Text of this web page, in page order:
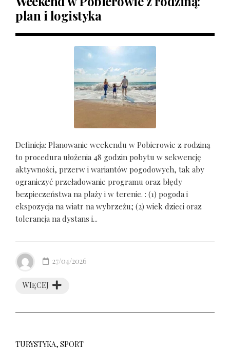
plan i logistyka
Definicja: Planowanie weekendu w Pobierowie z rodziną
to procedura ułożenia 48 godzin pobytu w sekwencję
aktywności, przerw i wariantów pogodowych, tak aby
ograniczyć przeładowanie programu oraz błędy
bezpieczeństwa na plaży i w terenie. : (1) pogoda i
ekspozycja na wiatr na wybrzeżu; (2) wiek dzieci oraz
tolerancja na dystans i...
WIĘCEJ
27/04/2026
TURYSTYKA, SPORT